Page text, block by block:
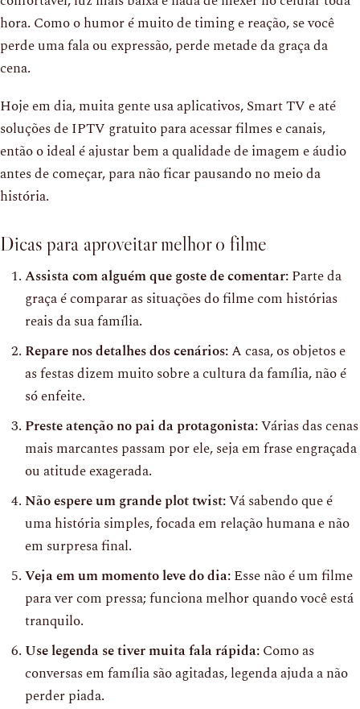
hora. Como o humor é muito de timing e reação, se você
perde uma fala ou expressão, perde metade da graça da
cena.
Hoje em dia, muita gente usa aplicativos, Smart TV e até
soluções de IPTV gratuito para acessar filmes e canais,
então o ideal é ajustar bem a qualidade de imagem e áudio
antes de começar, para não ficar pausando no meio da
história.
Dicas para aproveitar melhor o filme
Assista com alguém que goste de comentar:Parte da
graça é comparar as situações do filme com histórias
reais da sua família.
Repare nos detalhes dos cenários:A casa, os objetos e
as festas dizem muito sobre a cultura da família, não é
só enfeite.
Preste atenção no pai da protagonista:Várias das cenas
mais marcantes passam por ele, seja em frase engraçada
ou atitude exagerada.
Não espere um grande plot twist:Vá sabendo que é
uma história simples, focada em relação humana e não
em surpresa final.
Veja em um momento leve do dia:Esse não é um filme
para ver com pressa; funciona melhor quando você está
tranquilo.
Use legenda se tiver muita fala rápida:Como as
conversas em família são agitadas, legenda ajuda a não
perder piada.